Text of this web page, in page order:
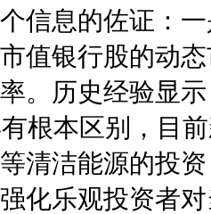
信息的佐证：
值银行股的动
。历史经验显
根本区别，目
清洁能源的投
化乐观投资者